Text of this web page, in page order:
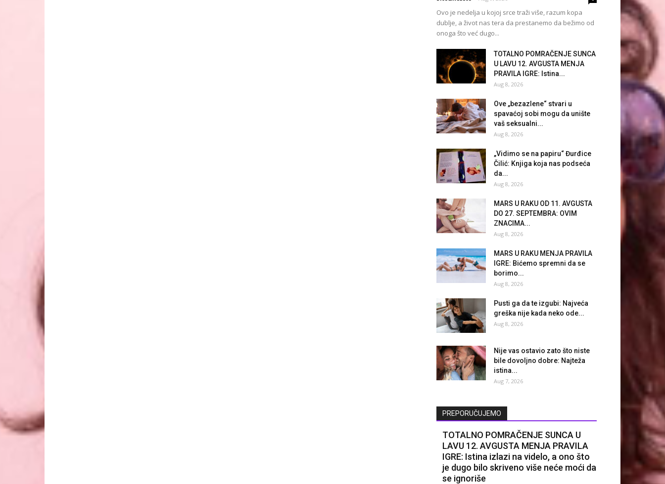
Ovo je nedelja u kojoj srce traži više, razum kopa
dublje, a život nas tera da prestanemo da bežimo od
onoga što već dugo...
TOTALNO POMRAČENJE SUNCA
U LAVU 12. AVGUSTA MENJA
PRAVILA IGRE: Istina...
Aug 8, 2026
Ove „bezazlene“ stvari u
spavaćoj sobi mogu da unište
vaš seksualni...
Aug 8, 2026
„Vidimo se na papiru“ Đurđice
Čilić: Knjiga koja nas podseća
da...
Aug 8, 2026
MARS U RAKU OD 11. AVGUSTA
DO 27. SEPTEMBRA: OVIM
ZNACIMA...
Aug 8, 2026
MARS U RAKU MENJA PRAVILA
IGRE: Bićemo spremni da se
borimo...
Aug 8, 2026
Pusti ga da te izgubi: Najveća
greška nije kada neko ode...
Aug 8, 2026
Nije vas ostavio zato što niste
bile dovoljno dobre: Najteža
istina...
Aug 7, 2026
PREPORUČUJEMO
TOTALNO POMRAČENJE SUNCA U
LAVU 12. AVGUSTA MENJA PRAVILA
IGRE: Istina izlazi na videlo, a ono što
je dugo bilo skriveno više neće moći da
se ignoriše